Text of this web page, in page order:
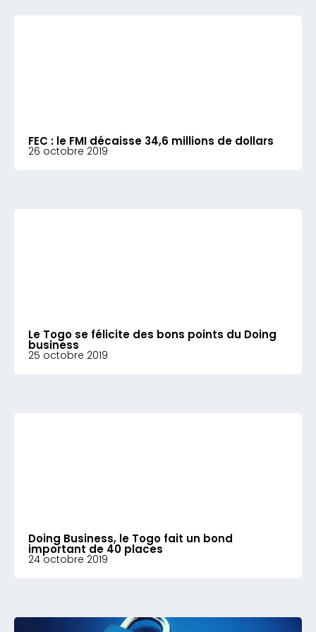
FEC : le FMI décaisse 34,6 millions de dollars
26 octobre 2019
Le Togo se félicite des bons points du Doing
business
25 octobre 2019
Doing Business, le Togo fait un bond
important de 40 places
24 octobre 2019